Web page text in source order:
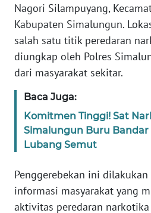
Nagori Silampuyang,
Kabupaten Simalungun.
salah satu titik peredaran
diungkap oleh Polres
dari masyarakat sekitar.
Baca Juga:
Komitmen Tinggi! Sat
Simalungun Buru Bandar
Lubang Semut
Penggerebekan ini
informasi masyarakat yang
aktivitas peredaran
WN
JOGJA
JATIM
WN
WN
KALBAR
WN
KALTENG